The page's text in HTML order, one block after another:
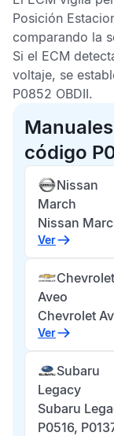
Posición
comparando la
Si el ECM
voltaje, se
P0852 OBDII.
código
Nissan
March
Nissan
Ver
Chevrolet
Aveo
Chevrolet
Ver
Subaru
Legacy
Subaru
P0516,